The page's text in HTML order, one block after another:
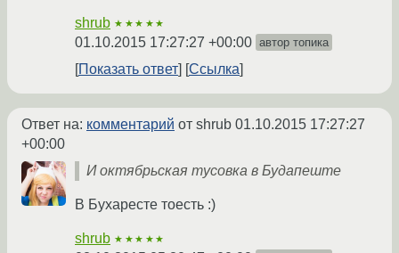
shrub ★★★★★
01.10.2015 17:27:27 +00:00 автор топика
Показать ответ Ссылка
Ответ на: комментарий от shrub 01.10.2015 17:27:27
+00:00
И октябрьская тусовка в Будапеште
В Бухаресте тоесть :)
shrub ★★★★★